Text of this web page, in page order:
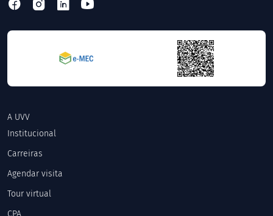
A UVV
Institucional
Carreiras
Agendar visita
Tour virtual
CPA